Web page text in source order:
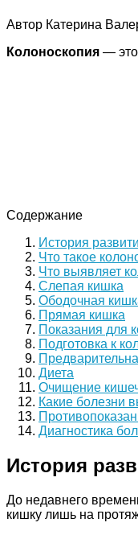
Автор Катерина
Колоноскопия — это
Содержание
История
Что такое
Что выявляет
Слепая кишка
Ободочная
Прямая кишка
Показания для
Подготовка к
Диета
Очищение
Какие болезни
Диагностика
История
До недавнего
кишку лишь на